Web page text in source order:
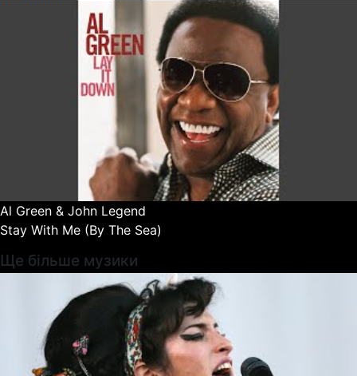
Al Green & John Legend
Stay With Me (By The Sea)
Ще більше музики